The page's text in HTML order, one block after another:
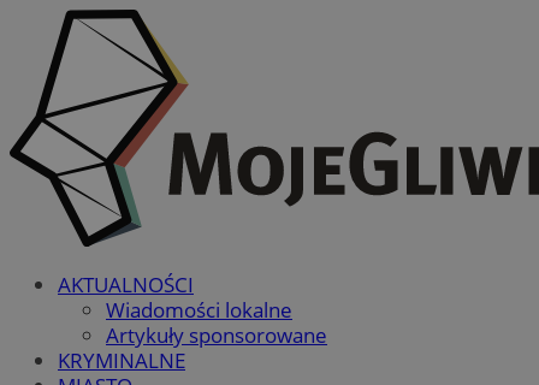
AKTUALNOŚCI
Wiadomości lokalne
Artykuły sponsorowane
KRYMINALNE